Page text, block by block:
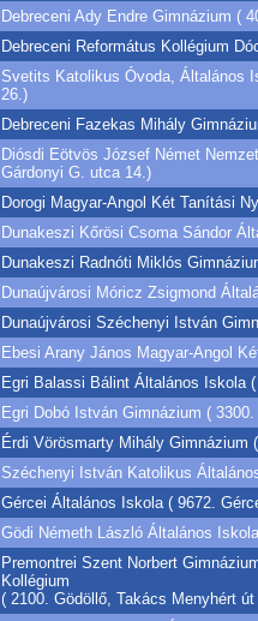
Debreceni Ady Endre Gimnázium (
Debreceni Református Kollégium
Svetits Katolikus Óvoda, Általános
26.)
Debreceni Fazekas Mihály
Diósdi Eötvös József Német
Gárdonyi G. utca 14.)
Dorogi Magyar-Angol Két Tanítási
Dunakeszi Kőrösi Csoma Sándor
Dunakeszi Radnóti Miklós
Dunaújvárosi Móricz Zsigmond
Dunaújvárosi Széchenyi István
Ebesi Arany János Magyar-Angol
Egri Balassi Bálint Általános Iskola
Egri Dobó István Gimnázium (
Érdi Vörösmarty Mihály Gimnázium
Széchenyi István Katolikus
Gércei Általános Iskola ( 9672.
Gödi Németh László Általános
Premontrei Szent Norbert
Kollégium
( 2100. Gödöllő, Takács Menyhért út